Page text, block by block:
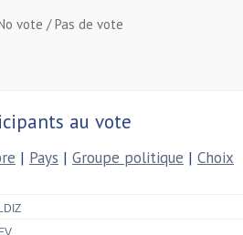
vote / Pas de vote
au vote
| Pays | Groupe politique | Choix